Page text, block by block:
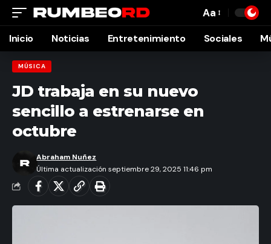
Font
Resizer
Aa
Inicio Noticias Entretenimiento Sociales
MÚSICA
JD trabaja en su nuevo
sencillo a estrenarse en
octubre
Última actualización septiembre 29, 2025 11:46 pm
Abraham Nuñez